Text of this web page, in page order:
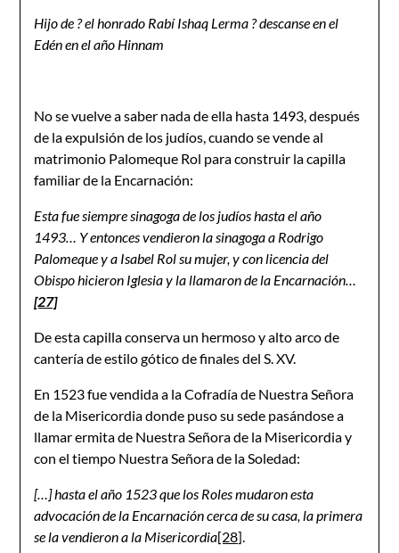
Hijo de ? el honrado Rabí Ishaq Lerma ? descanse en el
Edén en el año Hinnam
No se vuelve a saber nada de ella hasta 1493, después
de la expulsión de los judíos, cuando se vende al
matrimonio Palomeque Rol para construir la capilla
familiar de la Encarnación:
Esta fue siempre sinagoga de los judíos hasta el año
1493… Y entonces vendieron la sinagoga a Rodrigo
Palomeque y a Isabel Rol su mujer, y con licencia del
Obispo hicieron Iglesia y la llamaron de la Encarnación…
[27]
De esta capilla conserva un hermoso y alto arco de
cantería de estilo gótico de finales del S. XV.
En 1523 fue vendida a la Cofradía de Nuestra Señora
de la Misericordia donde puso su sede pasándose a
llamar ermita de Nuestra Señora de la Misericordia y
con el tiempo Nuestra Señora de la Soledad:
[…] hasta el año 1523 que los Roles mudaron esta
advocación de la Encarnación cerca de su casa, la primera
se la vendieron a la Misericordia[28].